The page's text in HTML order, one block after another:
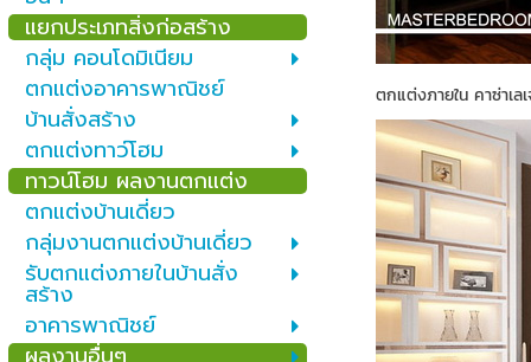
แยกประเภทสิ่งก่อสร้าง
กลุ่ม คอนโดมิเนียม
ตกแต่งอาคารพาณิชย์
บ้านสั่งสร้าง
ตกแต่งทาว์โฮม
ทาวน์โฮม ผลงานตกแต่ง
ตกแต่งบ้านเดี่ยว
กลุ่มงานตกแต่งบ้านเดี่ยว
รับตกแต่งภายในบ้านสั่ง
สร้าง
อาคารพาณิชย์
ตกแต่งภายใน คาซ่าเล